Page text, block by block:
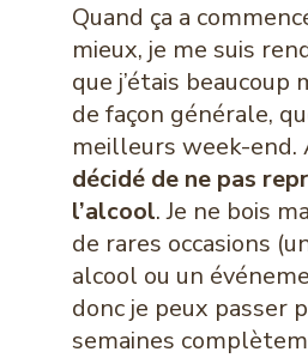
Quand ça a
mieux, je me suis
que j’étais beaucoup
de façon générale,
meilleurs week-end.
décidé de ne pas
l’alcool. Je ne bois
de rares occasions
alcool ou un
donc je peux passer
semaines